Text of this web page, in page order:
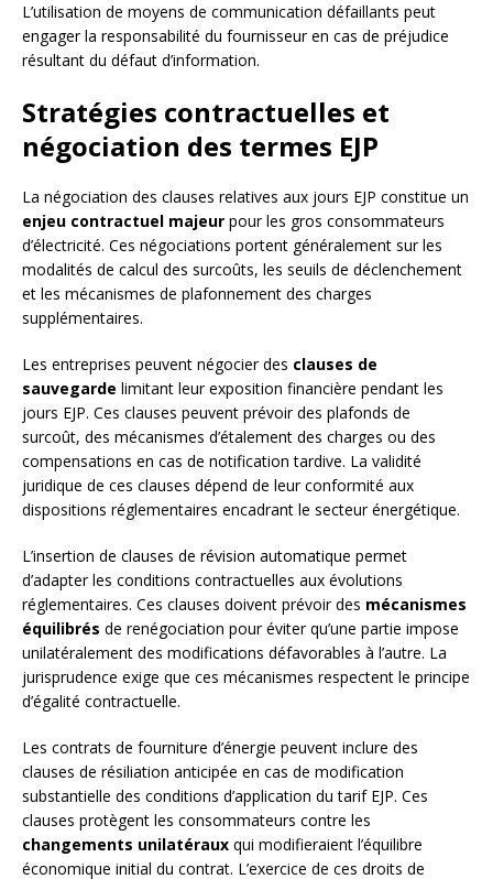
L’utilisation de moyens de communication défaillants peut
engager la responsabilité du fournisseur en cas de préjudice
résultant du défaut d’information.
Stratégies contractuelles et
négociation des termes EJP
La négociation des clauses relatives aux jours EJP constitue un
enjeu contractuel majeur pour les gros consommateurs
d’électricité. Ces négociations portent généralement sur les
modalités de calcul des surcoûts, les seuils de déclenchement
et les mécanismes de plafonnement des charges
supplémentaires.
Les entreprises peuvent négocier des clauses de
sauvegarde limitant leur exposition financière pendant les
jours EJP. Ces clauses peuvent prévoir des plafonds de
surcoût, des mécanismes d’étalement des charges ou des
compensations en cas de notification tardive. La validité
juridique de ces clauses dépend de leur conformité aux
dispositions réglementaires encadrant le secteur énergétique.
L’insertion de clauses de révision automatique permet
d’adapter les conditions contractuelles aux évolutions
réglementaires. Ces clauses doivent prévoir des mécanismes
équilibrés de renégociation pour éviter qu’une partie impose
unilatéralement des modifications défavorables à l’autre. La
jurisprudence exige que ces mécanismes respectent le principe
d’égalité contractuelle.
Les contrats de fourniture d’énergie peuvent inclure des
clauses de résiliation anticipée en cas de modification
substantielle des conditions d’application du tarif EJP. Ces
clauses protègent les consommateurs contre les
changements unilatéraux qui modifieraient l’équilibre
économique initial du contrat. L’exercice de ces droits de